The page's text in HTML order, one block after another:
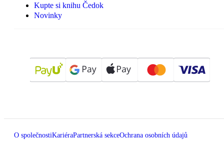
Kupte si knihu Čedok
Novinky
O společnostiKariéraPartnerská sekceOchrana osobních údajů